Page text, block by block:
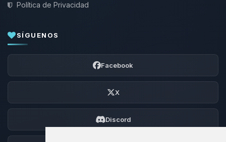
Política de Privacidad
SÍGUENOS
Facebook
X
Discord